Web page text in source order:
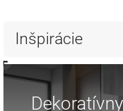
Inšpirácie